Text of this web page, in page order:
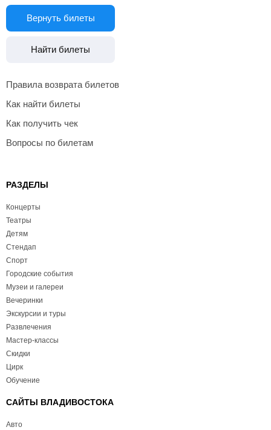
Вернуть билеты
Найти билеты
Правила возврата билетов
Как найти билеты
Как получить чек
Вопросы по билетам
РАЗДЕЛЫ
Концерты
Театры
Детям
Стендап
Спорт
Городские события
Музеи и галереи
Вечеринки
Экскурсии и туры
Развлечения
Мастер-классы
Скидки
Цирк
Обучение
САЙТЫ ВЛАДИВОСТОКА
Авто